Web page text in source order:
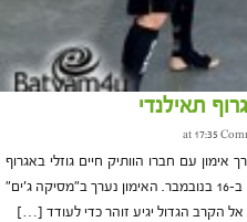
תאילנדי
עם חברו הוותיק חיים גוזלי באגרוף
תאילנדי לקראת תחרות בלאטור 188 שתיערך ב-16 בנובמבר. האימון נערך ב"מסיקה ג'ים"
הקרב הגדול יגיע זוהר כדי לעודד […]